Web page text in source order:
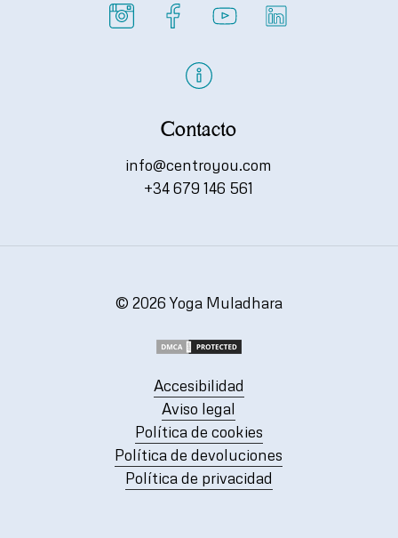
Contacto
info@centroyou.com
+34 679 146 561
© 2026 Yoga Muladhara
Accesibilidad
Aviso legal
Política de cookies
Política de devoluciones
Política de privacidad